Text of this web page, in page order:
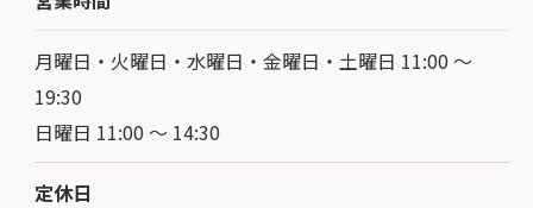
月曜日・火曜日・水曜日・金曜日・土曜日 11:00 ～
19:30
日曜日 11:00 ～ 14:30
定休日